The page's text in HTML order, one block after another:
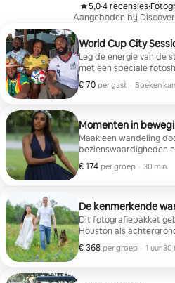
5,0
,
·4 recensies
, ·
Aangeboden bij
World Cup City
Leg de energie van de
met een speciale
herinneringen aan een
Fans worden
stellen en kleine
wereldkampioenschap
vieren. ⚽
€ 70 per gast
€ 70 per gast · Boeken
,
Momenten in
Maak een wandeling
bezienswaardigheden
ontdekken terwijl je
€ 174 per groep
€ 174 per groep
, · 30 min.
De kenmerkende
Dit fotografiepakket
Houston als
het verhaal van
Perfect voor stellen,
€ 368 per groep
€ 368 per groep
, · 1 uur 30